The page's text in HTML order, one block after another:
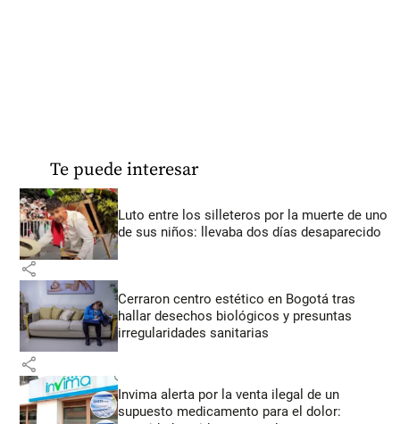
Te puede interesar
Luto entre los silleteros por la muerte de uno
de sus niños: llevaba dos días desaparecido
share
Cerraron centro estético en Bogotá tras
hallar desechos biológicos y presuntas
irregularidades sanitarias
share
Invima alerta por la venta ilegal de un
supuesto medicamento para el dolor: